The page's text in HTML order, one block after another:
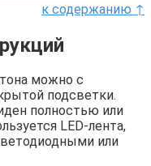
к содержанию ↑
можно с
подсветки.
полностью или
LED-лента,
или